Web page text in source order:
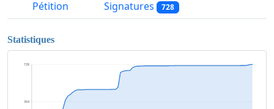
Pétition Signatures 728
Statistiques
364
728